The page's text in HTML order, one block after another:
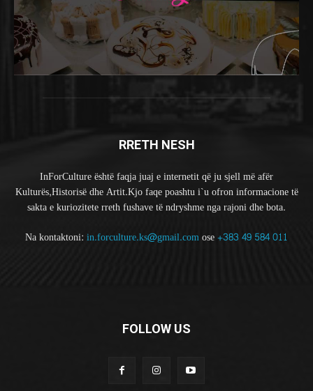
RRETH NESH
InForCulture është faqja juaj e internetit që ju sjell më afër
Kulturës,Historisë dhe Artit.Kjo faqe poashtu i`u ofron informacione të
sakta e kuriozitete rreth fushave të ndryshme nga rajoni dhe bota.
Na kontaktoni: in.forculture.ks@gmail.comose+383 49 584 011
FOLLOW US